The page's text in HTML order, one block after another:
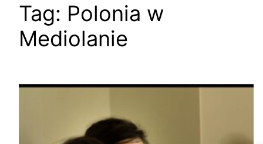
Tag: Polonia w
Mediolanie